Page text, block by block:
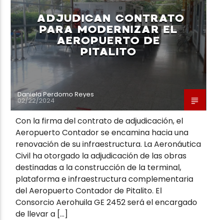
Neiva Estereo
ADJUDICAN CONTRATO
PARA MODERNIZAR EL
AEROPUERTO DE
PITALITO
Daniela Perdomo Reyes
02/22/2024
Con la firma del contrato de adjudicación, el
Aeropuerto Contador se encamina hacia una
renovación de su infraestructura. La Aeronáutica
Civil ha otorgado la adjudicación de las obras
destinadas a la construcción de la terminal,
plataforma e infraestructura complementaria
del Aeropuerto Contador de Pitalito. El
Consorcio Aerohuila GE 2452 será el encargado
de llevar a […]